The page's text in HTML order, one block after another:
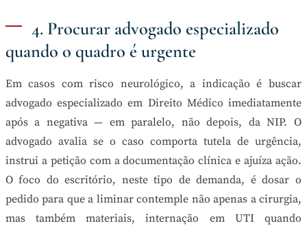
4. Procurar advogado especializado
quando o quadro é urgente
Em casos com risco neurológico, a indicação é buscar
advogado especializado em Direito Médico imediatamente
após a negativa — em paralelo, não depois, da NIP. O
advogado avalia se o caso comporta tutela de urgência,
instrui a petição com a documentação clínica e ajuíza ação.
O foco do escritório, neste tipo de demanda, é dosar o
pedido para que a liminar contemple não apenas a cirurgia,
mas também materiais, internação em UTI quando